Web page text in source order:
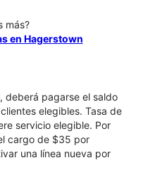
más?
en Hagerstown
deberá pagarse el saldo
elegibles. Tasa de
servicio elegible. Por
cargo de $35 por
una línea nueva por